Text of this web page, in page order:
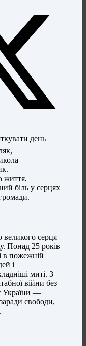
день
життя,
біль у серцях
серця
Понад 25 років
в пожежній
і
миті. З
війни без
України —
свободи,